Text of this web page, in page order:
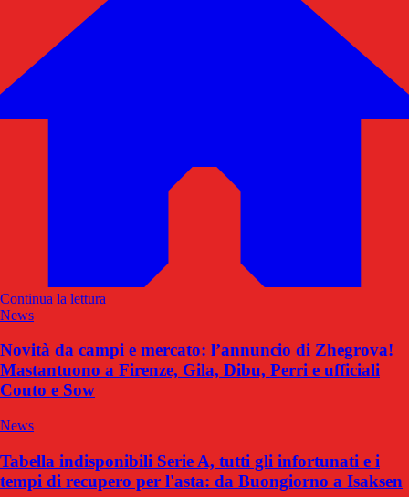
Continua la lettura
News
Novità da campi e mercato: l’annuncio di Zhegrova!
Mastantuono a Firenze, Gila, Dibu, Perri e ufficiali
Couto e Sow
News
Tabella indisponibili Serie A, tutti gli infortunati e i
tempi di recupero per l'asta: da Buongiorno a Isaksen